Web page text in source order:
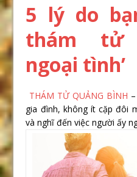
5 lý do
thám tử
ngoại tình’
THÁM TỬ QUẢNG BÌNH
gia đình, không ít cặp đôi
và nghĩ đến việc người ấy